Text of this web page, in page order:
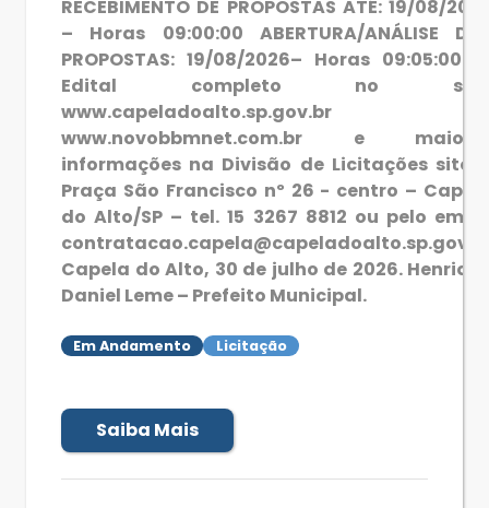
RECEBIMENTO DE PROPOSTAS ATÉ: 19/08/
– Horas 09:00:00 ABERTURA/ANÁLISE
PROPOSTAS: 19/08/2026– Horas 09:05:00.
Edital completo no
www.capeladoalto.sp.gov.br
www.novobbmnet.com.br e
informações na Divisão de Licitações sito
Praça São Francisco nº 26 - centro –
do Alto/SP – tel. 15 3267 8812 ou pelo
Capela do Alto, 30 de julho de 2026.
Daniel Leme – Prefeito Municipal.
Em Andamento Licitação
Saiba Mais